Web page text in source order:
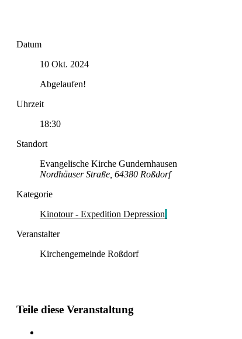
Datum
10 Okt. 2024
Abgelaufen!
Uhrzeit
18:30
Standort
Evangelische Kirche Gundernhausen
Nordhäuser Straße, 64380 Roßdorf
Kategorie
Kinotour - Expedition Depression
Veranstalter
Kirchengemeinde Roßdorf
Teile diese Veranstaltung